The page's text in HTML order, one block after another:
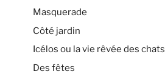
Masquerade
Côté jardin
Icélos ou la vie rêvée des chats
Des fêtes